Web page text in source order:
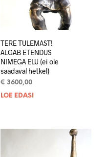
TERE TULEMAST!
ALGAB ETENDUS
NIMEGA ELU (ei ole
saadaval hetkel)
€ 3600,00
LOE EDASI